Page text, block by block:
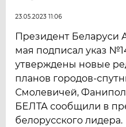
23.05.2023 11:06
Президент Беларуси
мая подписал указ
утверждены новые
планов городов-
Смолевичей,
БЕЛТА сообщили в
белорусского лидера.